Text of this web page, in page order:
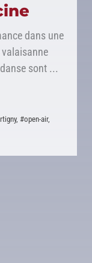
dans une
valaisanne
sont ...
, #open-air,